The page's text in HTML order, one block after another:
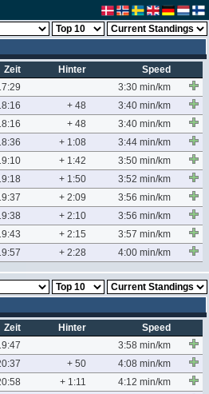
Zeit Hinter
Speed
3:30 min/km
+ 48
3:40 min/km
+ 48
3:40 min/km
+ 1:08
3:44 min/km
+ 1:42
3:50 min/km
+ 1:50
3:52 min/km
+ 2:09
3:56 min/km
+ 2:10
3:56 min/km
+ 2:15
3:57 min/km
+ 2:28 4:00 min/km
Zeit Hinter
Speed
3:58 min/km
+ 50
4:08 min/km
+ 1:11
4:12 min/km